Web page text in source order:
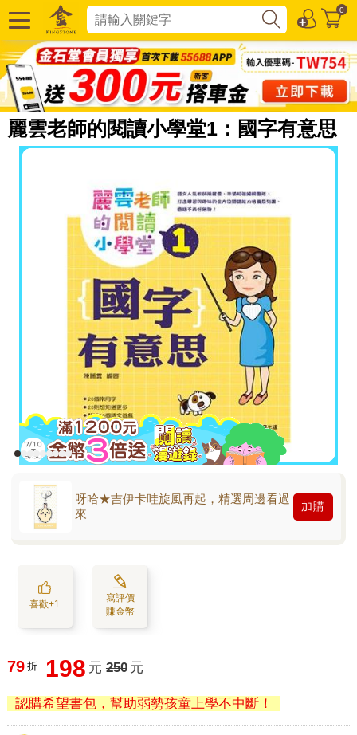
0
麗雲老師的閱讀小學堂1：國字有意思
呀哈★吉伊卡哇旋風再起，精選周邊看過
來
加購
喜歡+1
寫評價
賺金幣
79 折 198 元 250 元
認購希望書包，幫助弱勢孩童上學不中斷！